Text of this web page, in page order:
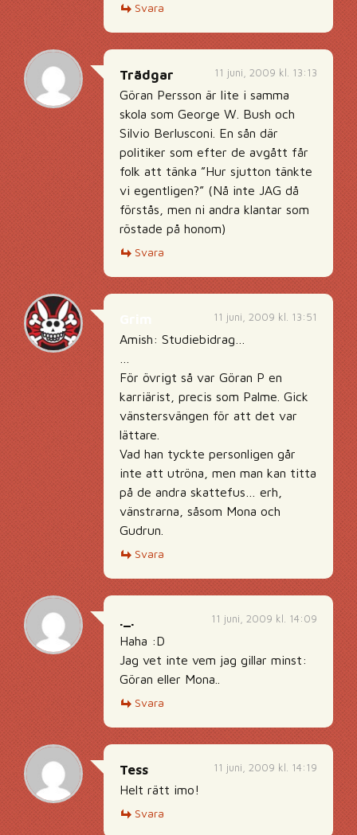
Svara
11 juni, 2009 kl. 13:13
Trädgar
Göran Persson är lite i samma
skola som George W. Bush och
Silvio Berlusconi. En sån där
politiker som efter de avgått får
folk att tänka ”Hur sjutton tänkte
vi egentligen?” (Nå inte JAG då
förstås, men ni andra klantar som
röstade på honom)
Svara
11 juni, 2009 kl. 13:51
Amish: Studiebidrag…
För övrigt så var Göran P en
karriärist, precis som Palme. Gick
vänstersvängen för att det var
lättare.
Vad han tyckte personligen går
inte att utröna, men man kan titta
på de andra skattefus… erh,
vänstrarna, såsom Mona och
Gudrun.
Svara
11 juni, 2009 kl. 14:09
._.
Haha :D
Jag vet inte vem jag gillar minst:
Göran eller Mona..
Svara
11 juni, 2009 kl. 14:19
Tess
Helt rätt imo!
Svara